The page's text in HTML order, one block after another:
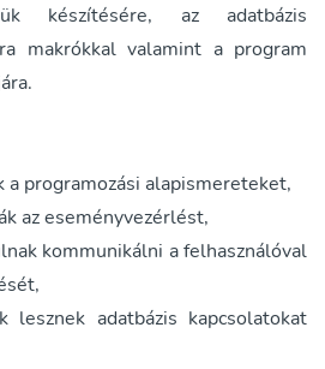
készítésére, az adatbázis
makrókkal valamint a program
programozási alapismereteket,
az eseményvezérlést,
kommunikálni a felhasználóval
lesznek adatbázis kapcsolatokat